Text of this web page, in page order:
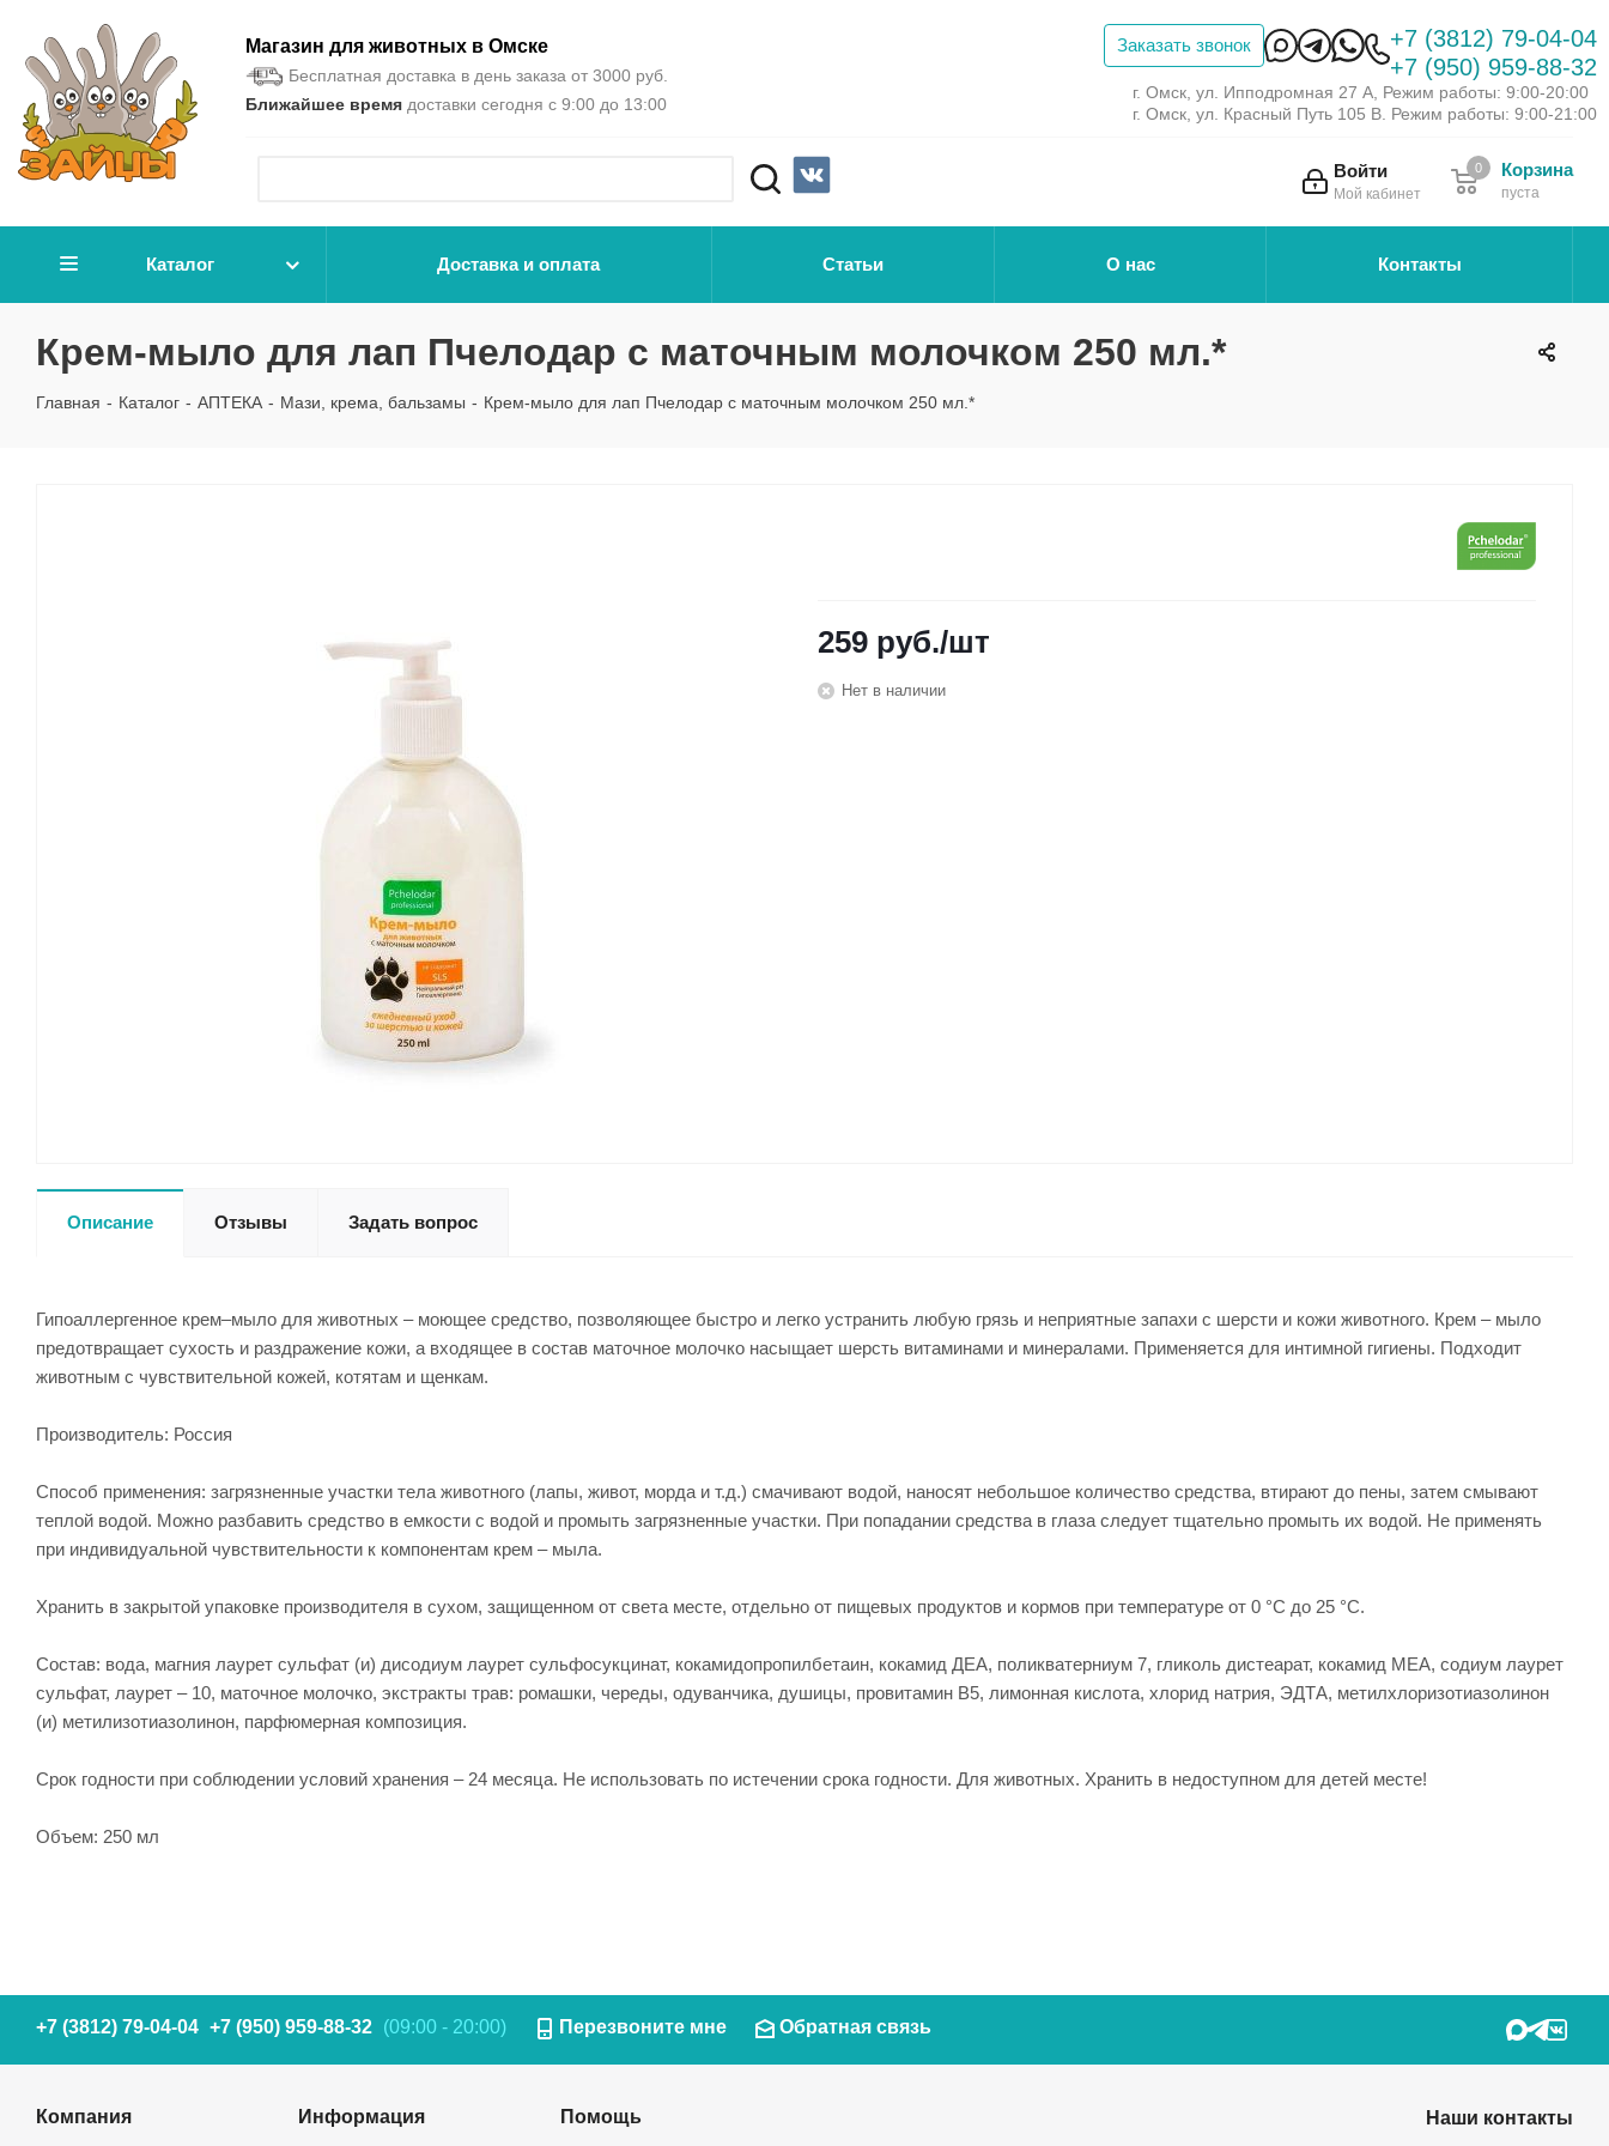
Магазин для животных в Омске
Бесплатная доставка в день заказа от 3000 руб.
Ближайшее время доставки сегодня с 9:00 до 13:00
Заказать звонок
+7 (3812) 79-04-04
+7 (950) 959-88-32
г. Омск, ул. Ипподромная 27 А, Режим работы: 9:00-20:00
г. Омск, ул. Красный Путь 105 В. Режим работы: 9:00-21:00
Войти
Мой кабинет
Корзина
пуста
0
Каталог Доставка и оплата Статьи О нас Контакты
Крем-мыло для лап Пчелодар с маточным молочком 250 мл.*
Главная - Каталог - АПТЕКА - Мази, крема, бальзамы - Крем-мыло для лап Пчелодар с маточным молочком 250 мл.*
259 руб./шт
Нет в наличии
Описание Отзывы Задать вопрос
Гипоаллергенное крем–мыло для животных – моющее средство, позволяющее быстро и легко устранить любую грязь и неприятные запахи с шерсти и кожи животного. Крем – мыло
предотвращает сухость и раздражение кожи, а входящее в состав маточное молочко насыщает шерсть витаминами и минералами. Применяется для интимной гигиены. Подходит
животным с чувствительной кожей, котятам и щенкам.
Производитель: Россия
Способ применения: загрязненные участки тела животного (лапы, живот, морда и т.д.) смачивают водой, наносят небольшое количество средства, втирают до пены, затем смывают
теплой водой. Можно разбавить средство в емкости с водой и промыть загрязненные участки. При попадании средства в глаза следует тщательно промыть их водой. Не применять
при индивидуальной чувствительности к компонентам крем – мыла.
Хранить в закрытой упаковке производителя в сухом, защищенном от света месте, отдельно от пищевых продуктов и кормов при температуре от 0 °С до 25 °С.
Состав: вода, магния лаурет сульфат (и) дисодиум лаурет сульфосукцинат, кокамидопропилбетаин, кокамид ДЕА, поликватерниум 7, гликоль дистеарат, кокамид МЕА, содиум лаурет
сульфат, лаурет – 10, маточное молочко, экстракты трав: ромашки, череды, одуванчика, душицы, провитамин В5, лимонная кислота, хлорид натрия, ЭДТА, метилхлоризотиазолинон
(и) метилизотиазолинон, парфюмерная композиция.
Срок годности при соблюдении условий хранения – 24 месяца. Не использовать по истечении срока годности. Для животных. Хранить в недоступном для детей месте!
Объем: 250 мл
+7 (3812) 79-04-04 +7 (950) 959-88-32 (09:00 - 20:00) Перезвоните мне Обратная связь
Компания Информация Помощь Наши контакты